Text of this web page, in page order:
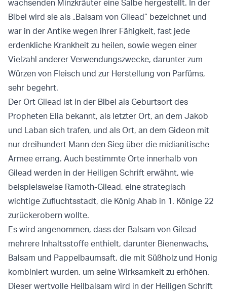
wachsenden Minzkräuter eine Salbe hergestellt. In der
Bibel wird sie als „Balsam von Gilead” bezeichnet und
war in der Antike wegen ihrer Fähigkeit, fast jede
erdenkliche Krankheit zu heilen, sowie wegen einer
Vielzahl anderer Verwendungszwecke, darunter zum
Würzen von Fleisch und zur Herstellung von Parfüms,
sehr begehrt.
Der Ort Gilead ist in der Bibel als Geburtsort des
Propheten Elia bekannt, als letzter Ort, an dem Jakob
und Laban sich trafen, und als Ort, an dem Gideon mit
nur dreihundert Mann den Sieg über die midianitische
Armee errang. Auch bestimmte Orte innerhalb von
Gilead werden in der Heiligen Schrift erwähnt, wie
beispielsweise Ramoth-Gilead, eine strategisch
wichtige Zufluchtsstadt, die König Ahab in 1. Könige 22
zurückerobern wollte.
Es wird angenommen, dass der Balsam von Gilead
mehrere Inhaltsstoffe enthielt, darunter Bienenwachs,
Balsam und Pappelbaumsaft, die mit Süßholz und Honig
kombiniert wurden, um seine Wirksamkeit zu erhöhen.
Dieser wertvolle Heilbalsam wird in der Heiligen Schrift